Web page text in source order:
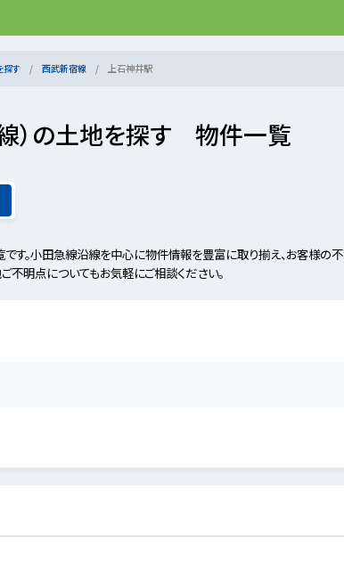
探す 西武新宿線 上石神井駅
）の土地を探す 物件一覧
。小田急線沿線を中心に物件情報を豊富に取り揃え、お客様の
不明点についてもお気軽にご相談ください。